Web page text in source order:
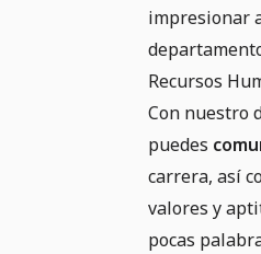
impresionar
Recursos
Con nuestro
puedes
carrera, así
valores y
pocas